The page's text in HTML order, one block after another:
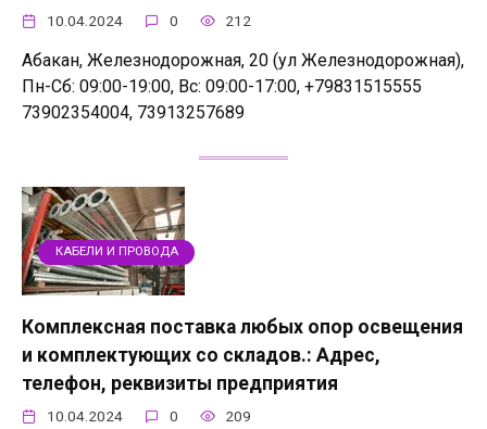
10.04.2024 0 212
Абакан, Железнодорожная, 20 (ул Железнодорожная),
Пн-Сб: 09:00-19:00, Вс: 09:00-17:00, +79831515555
73902354004, 73913257689
КАБЕЛИ И ПРОВОДА
Комплексная поставка любых опор освещения
и комплектующих со складов.: Адрес,
телефон, реквизиты предприятия
10.04.2024 0 209